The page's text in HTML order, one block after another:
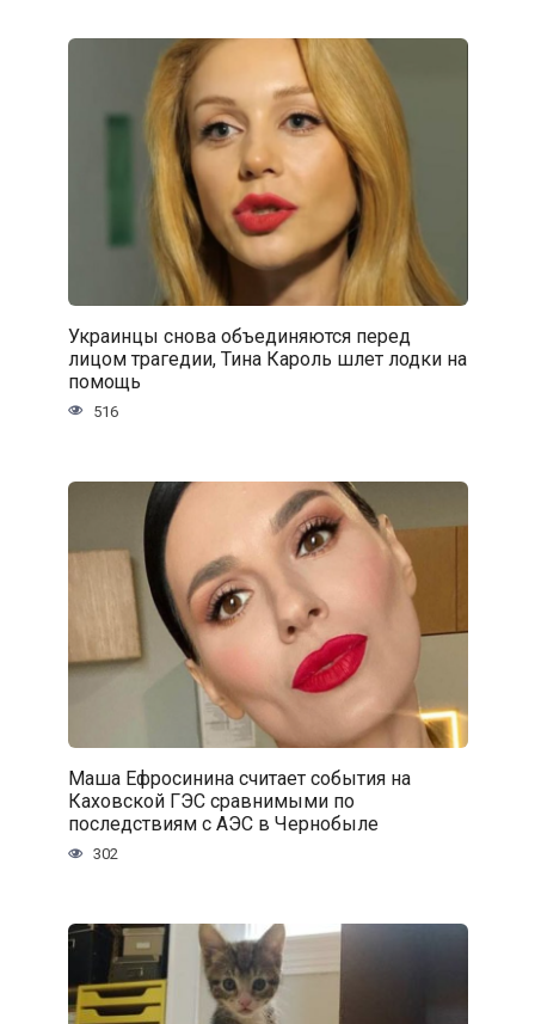
Украинцы снова объединяются перед
лицом трагедии, Тина Кароль шлет лодки на
помощь
516
Маша Ефросинина считает события на
Каховской ГЭС сравнимыми по
последствиям с АЭС в Чернобыле
302